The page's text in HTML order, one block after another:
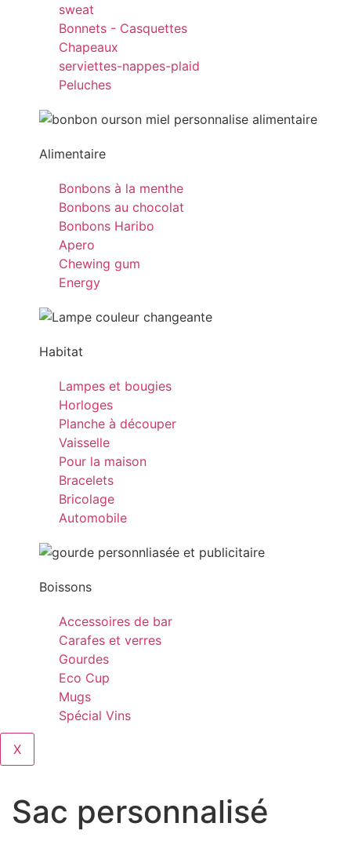
sweat
Bonnets - Casquettes
Chapeaux
serviettes-nappes-plaid
Peluches
Alimentaire
Bonbons à la menthe
Bonbons au chocolat
Bonbons Haribo
Apero
Chewing gum
Energy
Habitat
Lampes et bougies
Horloges
Planche à découper
Vaisselle
Pour la maison
Bracelets
Bricolage
Automobile
Boissons
Accessoires de bar
Carafes et verres
Gourdes
Eco Cup
Mugs
Spécial Vins
X
Sac personnalisé